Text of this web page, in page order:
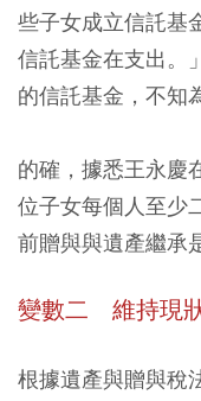
些子女成立信託基
信託基金在支出。
的信託基金，不知
的確，據悉王永慶
位子女每個人至少
前贈與與遺產繼承
變數二 維持現
根據遺產與贈與稅